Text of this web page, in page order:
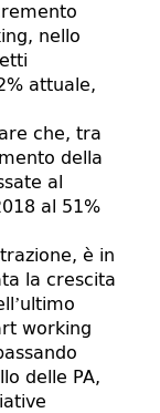
nello
attuale,
che, tra
della
al
al 51%
è in
la crescita
working
delle PA,